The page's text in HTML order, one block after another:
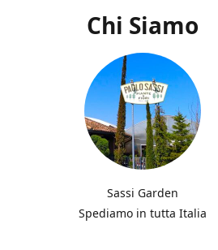
Chi Siamo
Sassi Garden
Spediamo in tutta Italia